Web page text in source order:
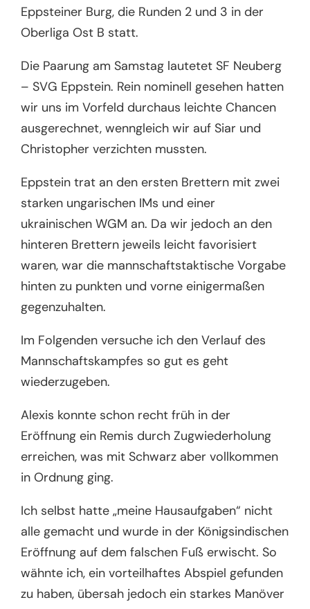
Eppsteiner Burg, die Runden 2 und 3 in der
Oberliga Ost B statt.
Die Paarung am Samstag lautetet SF Neuberg
– SVG Eppstein. Rein nominell gesehen hatten
wir uns im Vorfeld durchaus leichte Chancen
ausgerechnet, wenngleich wir auf Siar und
Christopher verzichten mussten.
Eppstein trat an den ersten Brettern mit zwei
starken ungarischen IMs und einer
ukrainischen WGM an. Da wir jedoch an den
hinteren Brettern jeweils leicht favorisiert
waren, war die mannschaftstaktische Vorgabe
hinten zu punkten und vorne einigermaßen
gegenzuhalten.
Im Folgenden versuche ich den Verlauf des
Mannschaftskampfes so gut es geht
wiederzugeben.
Alexis konnte schon recht früh in der
Eröffnung ein Remis durch Zugwiederholung
erreichen, was mit Schwarz aber vollkommen
in Ordnung ging.
Ich selbst hatte „meine Hausaufgaben“ nicht
alle gemacht und wurde in der Königsindischen
Eröffnung auf dem falschen Fuß erwischt. So
wähnte ich, ein vorteilhaftes Abspiel gefunden
zu haben, übersah jedoch ein starkes Manöver